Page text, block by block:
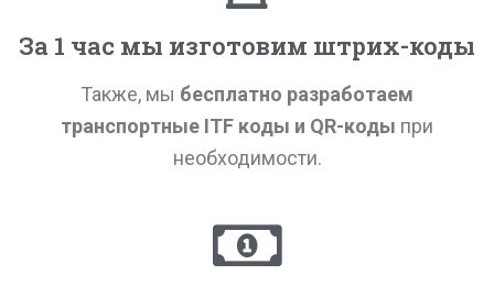
За 1 час мы изготовим штрих-коды
Также, мы бесплатно разработаем
транспортные ITF коды и QR-коды при
необходимости.